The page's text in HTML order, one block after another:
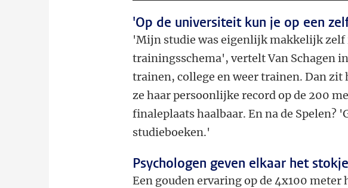
'Op de universiteit kun je op een
'Mijn studie was eigenlijk makkelijk zelf
trainingsschema', vertelt Van Schagen
trainen, college en weer trainen. Dan
ze haar persoonlijke record op de 200
finaleplaats haalbaar. En na de Spelen?
studieboeken.'
Psychologen geven elkaar het
Een gouden ervaring op de 4x100 meter